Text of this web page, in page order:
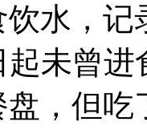
饮水，记
起未曾
盘，但吃